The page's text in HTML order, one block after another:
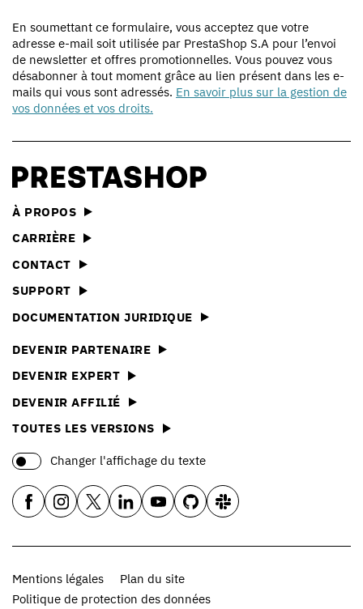
En soumettant ce formulaire, vous acceptez que votre
adresse e-mail soit utilisée par PrestaShop S.A pour l’envoi
de newsletter et offres promotionnelles. Vous pouvez vous
désabonner à tout moment grâce au lien présent dans les e-
mails qui vous sont adressés. En savoir plus sur la gestion de
vos données et vos droits.
À PROPOS
CARRIÈRE
CONTACT
SUPPORT
DOCUMENTATION JURIDIQUE
DEVENIR PARTENAIRE
DEVENIR EXPERT
DEVENIR AFFILIÉ
TOUTES LES VERSIONS
Changer l'affichage du texte
Mentions légales
Plan du site
Politique de protection des données